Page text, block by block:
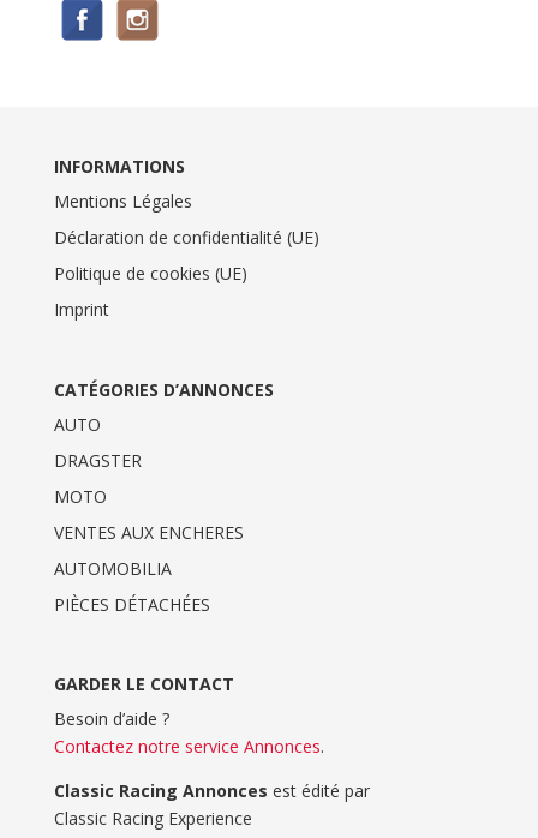
INFORMATIONS
Mentions Légales
Déclaration de confidentialité (UE)
Politique de cookies (UE)
Imprint
CATÉGORIES D’ANNONCES
AUTO
DRAGSTER
MOTO
VENTES AUX ENCHERES
AUTOMOBILIA
PIÈCES DÉTACHÉES
GARDER LE CONTACT
Besoin d’aide ?
Contactez notre service Annonces.
Classic Racing Annonces est édité par
Classic Racing Experience